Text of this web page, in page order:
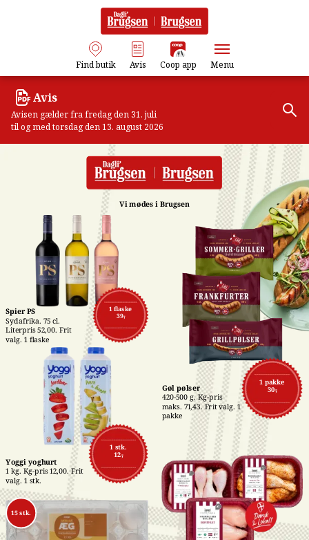
Find butik Avis Coop app Menu
Avis
Avisen gælder fra fredag den 31. juli
til og med torsdag den 13. august 2026
Vi mødes i Brugsen
1 pakke
30,-
Gøl pølser
420-500 g. Kg-pris
maks. 71,43. Frit valg. 1
pakke
15 stk.
1 stk.
12,-
Yoggi yoghurt
1 kg. Kg-pris 12,00. Frit
valg. 1 stk.
1 flaske
39,-
Spier PS
Sydafrika. 75 cl.
Literpris 52,00. Frit
valg. 1 flaske